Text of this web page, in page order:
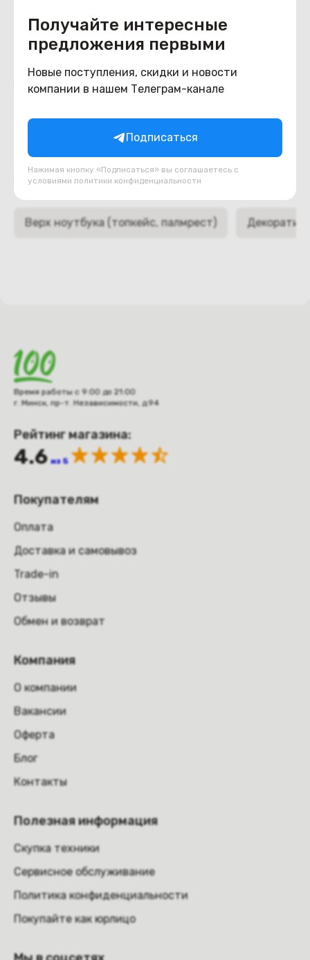
Получайте интересные
предложения первыми
Новые поступления, скидки и новости
компании в нашем Телеграм-канале
Подписаться
Нажимая кнопку «Подписаться» вы соглашаетесь с
условиями политики конфиденциальности
Похожие товары
Подборки товаров в категории
Верх ноутбука (топкейс, палмрест)
Время работы с 9:00 до 21:00
г. Минск, пр-т. Независимости, д.94
Рейтинг магазина:
4.6 из 5
Покупателям
Оплата
Доставка и самовывоз
Trade-in
Отзывы
Обмен и возврат
Компания
О компании
Вакансии
Оферта
Блог
Контакты
Полезная информация
Скупка техники
Сервисное обслуживание
Политика конфиденциальности
Покупайте как юрлицо